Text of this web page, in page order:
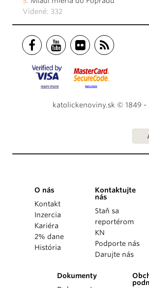
Videné: 332
katolickenoviny.sk © 1849 -
O nás
Kontakt
Inzercia
Kariéra
2% dane
História
Kontaktujte
nás
Staň sa
reportérom
KN
Podporte nás
Darujte nás
Dokumenty